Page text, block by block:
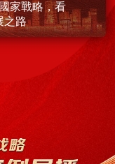
家戰略，看
之路